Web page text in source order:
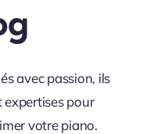
avec passion, ils
expertises pour
votre piano.